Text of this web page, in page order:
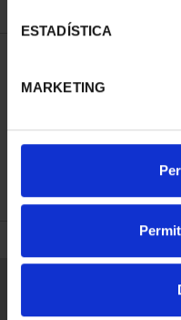
ESTADÍSTICA
MARKETING